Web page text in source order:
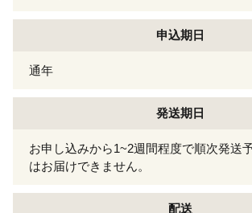
申込期日
通年
発送期日
お申し込みから1~2週間程度で順次発
はお届けできません。
配送